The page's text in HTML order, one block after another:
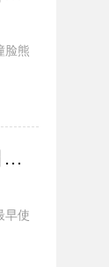
脸熊
蚂蚁庄园今日最新答案在文章末 7.23日蚂蚁庄园今日正确答案汇总
早使